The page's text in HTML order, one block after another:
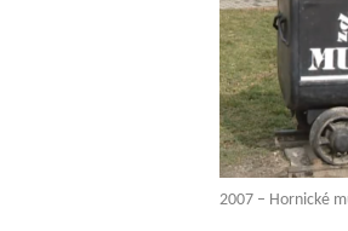
2007 – Hornické